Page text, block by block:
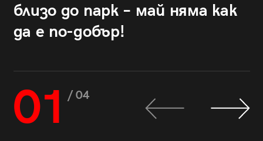
близо до парк – май няма как
да е по-добър!
01 / 04